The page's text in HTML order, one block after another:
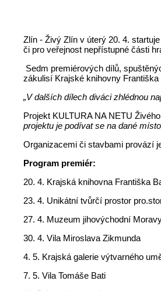
Zlín - Živý Zlín v úterý 20. 4.
či pro veřejnost nepřístupné části
Sedm premiérových dílů,
zákulisí Krajské knihovny Františka
„V dalších dílech diváci zhlédnou
Projekt KULTURA NA NETU
projektu je podívat se na dané
Organizacemi či stavbami provází
Program premiér:
20. 4. Krajská knihovna Františka
23. 4. Unikátní tvůrčí prostor
27. 4. Muzeum jihovýchodní
30. 4. Vila Miroslava Zikmunda
4. 5. Krajská galerie výtvarného
7. 5. Vila Tomáše Bati